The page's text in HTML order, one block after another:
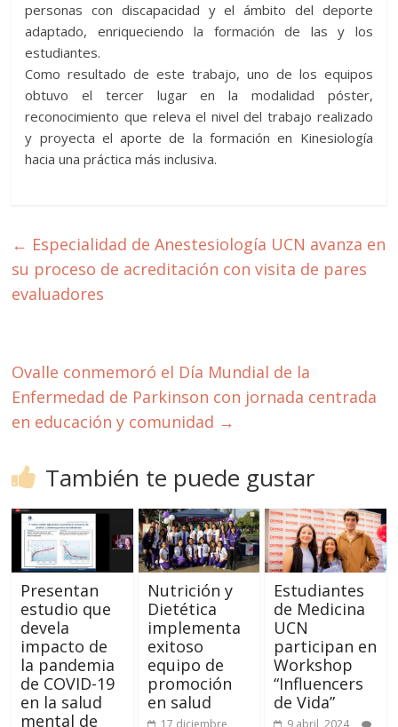
personas con discapacidad y el ámbito del deporte
adaptado, enriqueciendo la formación de las y los
estudiantes.
Como resultado de este trabajo, uno de los equipos
obtuvo el tercer lugar en la modalidad póster,
reconocimiento que releva el nivel del trabajo realizado
y proyecta el aporte de la formación en Kinesiología
hacia una práctica más inclusiva.
← Especialidad de Anestesiología UCN avanza en
su proceso de acreditación con visita de pares
evaluadores
Ovalle conmemoró el Día Mundial de la
Enfermedad de Parkinson con jornada centrada
en educación y comunidad →
También te puede gustar
Presentan
estudio que
devela
impacto de
la pandemia
de COVID-19
en la salud
mental de
Nutrición y
Dietética
implementa
exitoso
equipo de
promoción
en salud
Estudiantes
de Medicina
UCN
participan en
Workshop
“Influencers
de Vida”